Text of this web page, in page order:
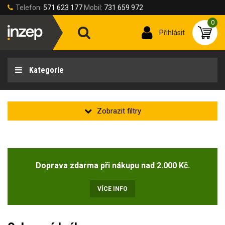
Telefon: 571 623 177 Mobil: 731 659 972
Přihlásit
0
Kategorie
Doprava zdarma při nákupu nad 2.000 Kč.
VÍCE INFO